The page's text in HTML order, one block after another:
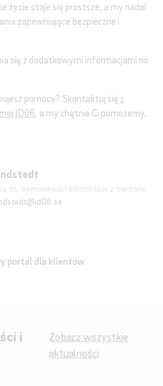
życie staje się prostsze, a my nadal
zapewniające bezpieczne i
się z dodatkowymi informacjami na
pomocy? Skontaktuj się z
ID06, a my chętnie Ci pomożemy.
ds. komunikacji i kontaktów z mediami
portal dla klientów
i
Zobacz wszystkie
aktualności